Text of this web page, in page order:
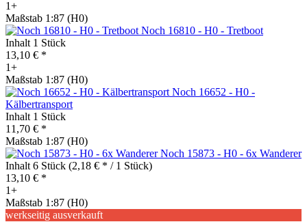
1+
Maßstab 1:87 (H0)
Noch 16810 - H0 - Tretboot
Inhalt 1 Stück
13,10 € *
1+
Maßstab 1:87 (H0)
Noch 16652 - H0 -
Kälbertransport
Inhalt 1 Stück
11,70 € *
Maßstab 1:87 (H0)
Noch 15873 - H0 - 6x Wanderer
Inhalt 6 Stück (2,18 € * / 1 Stück)
13,10 € *
1+
Maßstab 1:87 (H0)
werkseitig ausverkauft